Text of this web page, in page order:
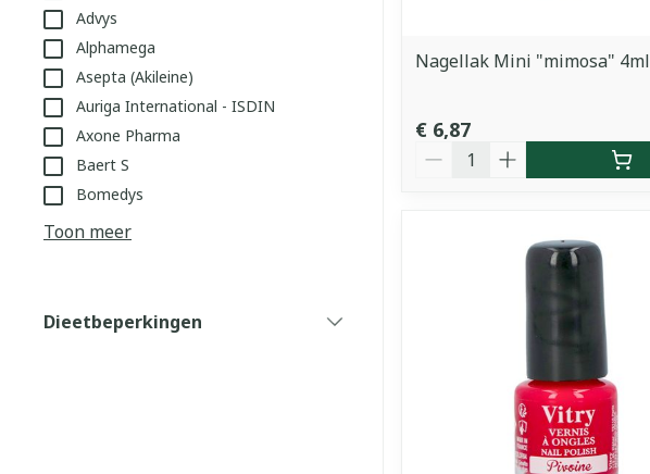
Advys
Alphamega
Asepta (Akileine)
Auriga International - ISDIN
Axone Pharma
Baert S
Bomedys
Toon meer
Dieetbeperkingen
Nagellak Mini "mimosa" 4ml
€ 6,87
Aantal